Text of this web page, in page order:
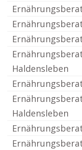
Haldensleben
Haldensleben